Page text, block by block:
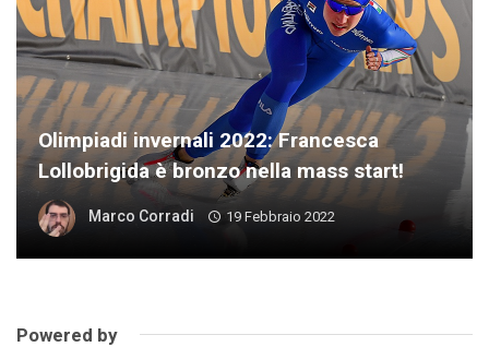
Olimpiadi invernali 2022: Francesca
Lollobrigida è bronzo nella mass start!
Marco Corradi 19 Febbraio 2022
Powered by